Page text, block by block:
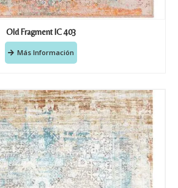
Old Fragment IC 403
Más Información